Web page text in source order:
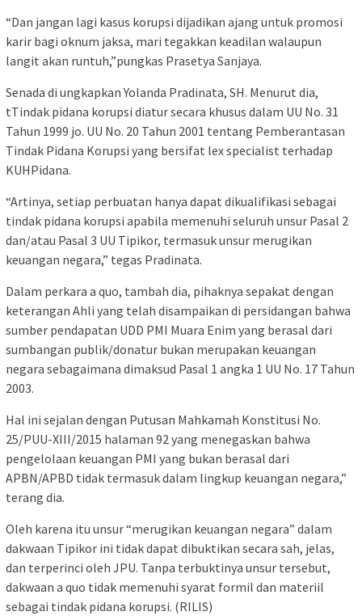
“Dan jangan lagi kasus korupsi dijadikan ajang untuk promosi
karir bagi oknum jaksa, mari tegakkan keadilan walaupun
langit akan runtuh,”pungkas Prasetya Sanjaya.
Senada di ungkapkan Yolanda Pradinata, SH. Menurut dia,
tTindak pidana korupsi diatur secara khusus dalam UU No. 31
Tahun 1999 jo. UU No. 20 Tahun 2001 tentang Pemberantasan
Tindak Pidana Korupsi yang bersifat lex specialist terhadap
KUHPidana.
“Artinya, setiap perbuatan hanya dapat dikualifikasi sebagai
tindak pidana korupsi apabila memenuhi seluruh unsur Pasal 2
dan/atau Pasal 3 UU Tipikor, termasuk unsur merugikan
keuangan negara,” tegas Pradinata.
Dalam perkara a quo, tambah dia, pihaknya sepakat dengan
keterangan Ahli yang telah disampaikan di persidangan bahwa
sumber pendapatan UDD PMI Muara Enim yang berasal dari
sumbangan publik/donatur bukan merupakan keuangan
negara sebagaimana dimaksud Pasal 1 angka 1 UU No. 17 Tahun
2003.
Hal ini sejalan dengan Putusan Mahkamah Konstitusi No.
25/PUU-XIII/2015 halaman 92 yang menegaskan bahwa
pengelolaan keuangan PMI yang bukan berasal dari
APBN/APBD tidak termasuk dalam lingkup keuangan negara,”
terang dia.
Oleh karena itu unsur “merugikan keuangan negara” dalam
dakwaan Tipikor ini tidak dapat dibuktikan secara sah, jelas,
dan terperinci oleh JPU. Tanpa terbuktinya unsur tersebut,
dakwaan a quo tidak memenuhi syarat formil dan materiil
sebagai tindak pidana korupsi. (RILIS)